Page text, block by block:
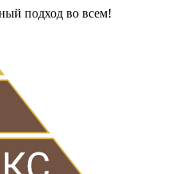
подход во всем!